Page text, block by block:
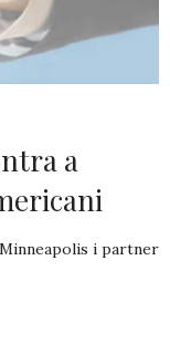
a
i partner